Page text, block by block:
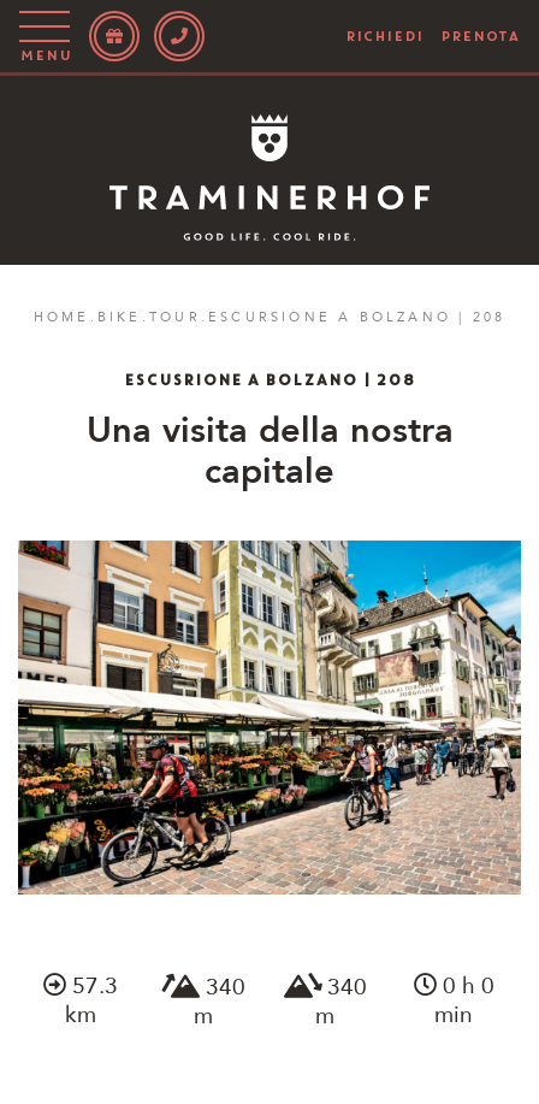
Story
Hotel
Camere
Bike
Blog
EN
Menu
RICHIEDI PRENOTA
HOME . BIKE . TOUR . ESCURSIONE A BOLZANO | 208
ESCUSRIONE A BOLZANO | 208
Una visita della nostra
capitale
57.3
km
340
m
340
m
0 h 0
min